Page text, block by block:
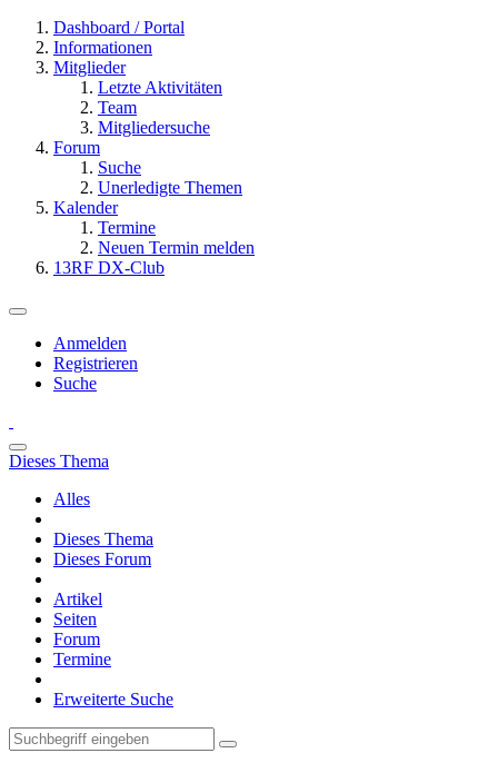
Dashboard / Portal
Informationen
Mitglieder
Letzte Aktivitäten
Team
Mitgliedersuche
Forum
Suche
Unerledigte Themen
Kalender
Termine
Neuen Termin melden
13RF DX-Club
Anmelden
Registrieren
Suche
Dieses Thema
Alles
Dieses Thema
Dieses Forum
Artikel
Seiten
Forum
Termine
Erweiterte Suche